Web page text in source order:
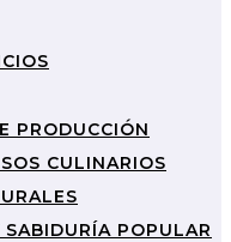
PRODUCCIÓN
CULINARIOS
SABIDURÍA POPULAR